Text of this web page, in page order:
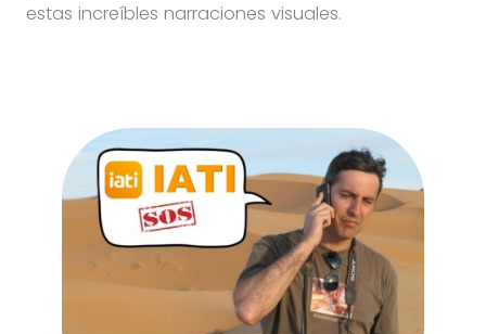
estas increíbles narraciones visuales.